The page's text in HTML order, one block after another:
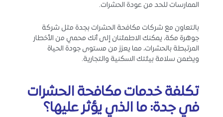
الممارسات للحد من عودة الحشرات.
بالتعاون مع شركات مكافحة الحشرات بجدة مثل شركة
جوهرة مكة، يمكنك الاطمئنان إلى أنك محمي من الأخطار
المرتبطة بالحشرات، مما يعزز من مستوى جودة الحياة
ويضمن سلامة بيئتك السكنية والتجارية.
تكلفة خدمات مكافحة الحشرات
في جدة: ما الذي يؤثر عليها؟